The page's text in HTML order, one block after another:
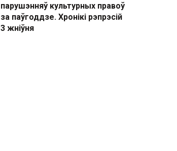
парушэнняў культурных правоў
за паўгоддзе. Хронікі рэпрэсій
3 жніўня